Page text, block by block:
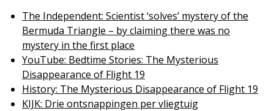
The Independent: Scientist ‘solves’ mystery of the
Bermuda Triangle – by claiming there was no
mystery in the first place
YouTube: Bedtime Stories: The Mysterious
Disappearance of Flight 19
History: The Mysterious Disappearance of Flight 19
KIJK: Drie ontsnappingen per vliegtuig